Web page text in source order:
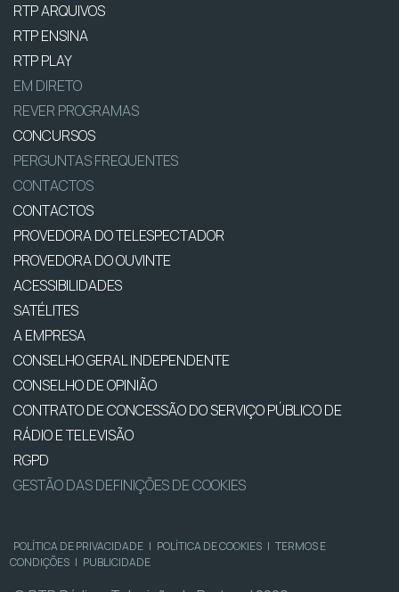
RTP ARQUIVOS
RTP ENSINA
RTP PLAY
EM DIRETO
REVER PROGRAMAS
CONCURSOS
PERGUNTAS FREQUENTES
CONTACTOS
CONTACTOS
PROVEDORA DO TELESPECTADOR
PROVEDORA DO OUVINTE
ACESSIBILIDADES
SATÉLITES
A EMPRESA
CONSELHO GERAL INDEPENDENTE
CONSELHO DE OPINIÃO
CONTRATO DE CONCESSÃO DO SERVIÇO PÚBLICO DE
RÁDIO E TELEVISÃO
RGPD
GESTÃO DAS DEFINIÇÕES DE COOKIES
POLÍTICA DE PRIVACIDADE | POLÍTICA DE COOKIES | TERMOS E
CONDIÇÕES | PUBLICIDADE